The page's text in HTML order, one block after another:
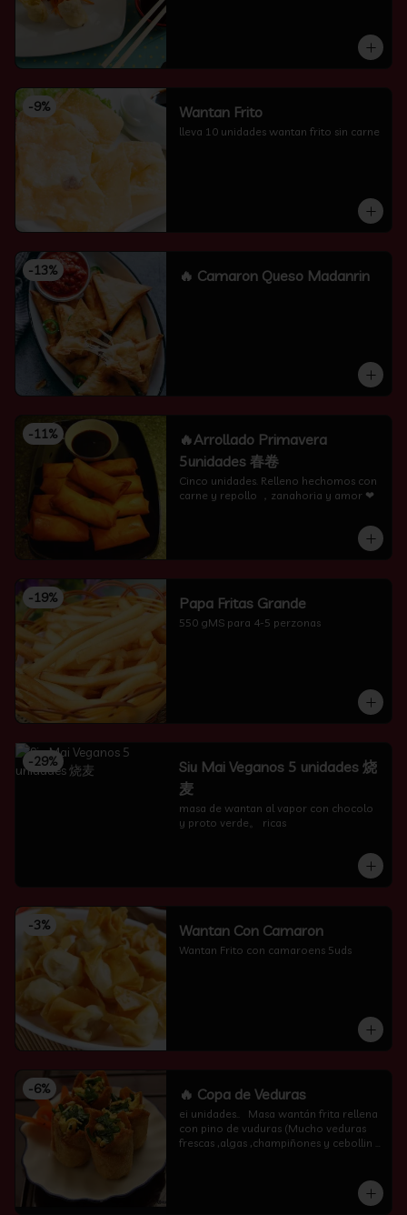
-9% Wantan Frito
lleva 10 unidades wantan frito sin carne
-13% 🔥 Camaron Queso Madanrin
-11%
🔥Arrollado Primavera
5unidades 春卷
Cinco unidades. Relleno hechomos con
carne y repollo ，zanahoria y amor ❤
-19% Papa Fritas Grande
550 gMS para 4-5 perzonas
-29%
Siu Mai Veganos 5 unidades 烧
麦
masa de wantan al vapor con chocolo
y proto verde。 ricas
-3% Wantan Con Camaron
Wantan Frito con camaroens 5uds
-6% 🔥 Copa de Veduras
ei unidades..   Masa wantán frita rellena
con pino de vuduras (Mucho veduras
frescas ,algas ,champiñones y cebollin